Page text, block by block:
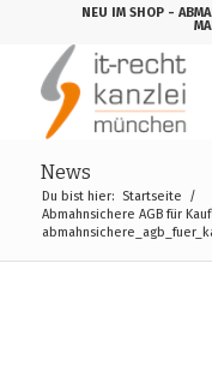
NEU IM SHOP -
News
Du bist hier: Startseite
/
Abmahnsichere AGB für